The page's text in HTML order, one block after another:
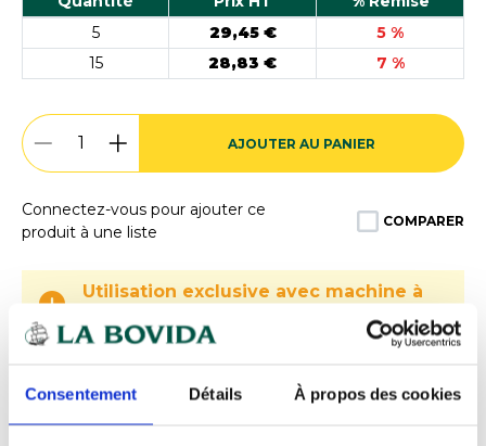
Consentement Détails À propos des cookies
5
29,45 €
5 %
15
28,83 € 7 %
AJOUTER AU PANIER
Connectez-vous pour ajouter ce
produit à une liste
COMPARER
Utilisation exclusive avec machine à
Expédition
rapide
Des experts